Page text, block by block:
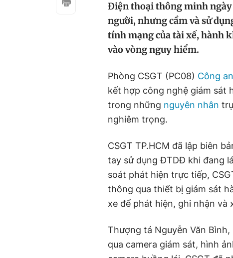
Điện thoại thông minh
người, nhưng cầm và sử
tính mạng của tài xế, hành
vào vòng nguy hiểm.
Phòng CSGT (PC08) Công
kết hợp công nghệ giám sát
trong những nguyên nhân
nghiêm trọng.
CSGT TP.HCM đã lập biên
tay sử dụng ĐTDĐ khi đang
soát phát hiện trực tiếp,
thông qua thiết bị giám sát
xe để phát hiện, ghi nhận
Thượng tá Nguyễn Văn
qua camera giám sát, hình